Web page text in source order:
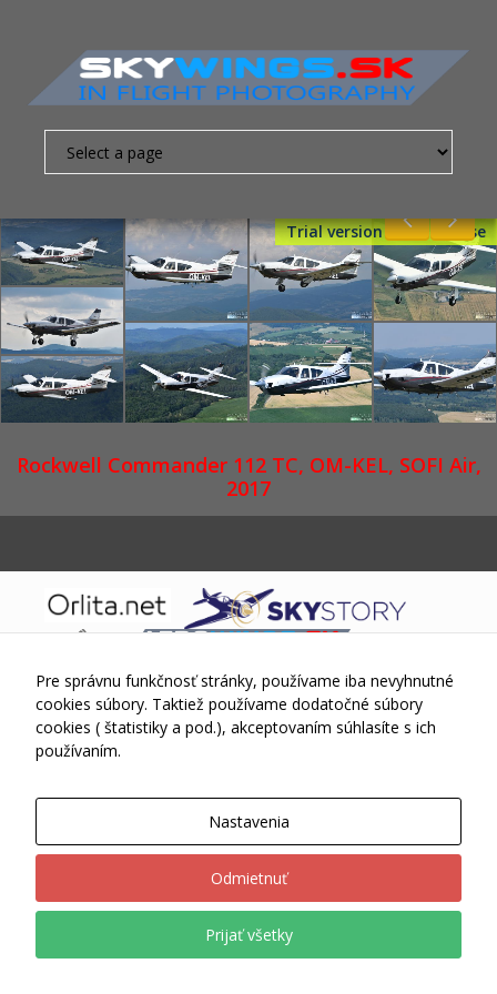
Trial version - Get License
Rockwell Commander 112 TC, OM-KEL, SOFI Air,
2017
FlexIT WP
Theme © 2015-2026 Skywings.sk Powered byWordpress
Pre správnu funkčnosť stránky, používame iba nevyhnutné
cookies súbory. Taktiež používame dodatočné súbory
cookies ( štatistiky a pod.), akceptovaním súhlasíte s ich
používaním.
Nastavenia
Odmietnuť
Prijať všetky
Nevyhnutne
nutné
súbory
cookies
Sú to
základné
súbory
cookies,
umožňujú
sa po
používať jej
funkcie.
Tieto súbory
cookies
žiadne
informácie o
vás, ktoré by
sa dali použiť
na marketing
zapamätanie
na internete
súbory